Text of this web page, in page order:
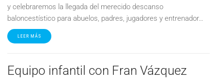
y celebraremos la llegada del merecido descanso
baloncestístico para abuelos, padres, jugadores y entrenador…
LEER MÁS
Equipo infantil con Fran Vázquez